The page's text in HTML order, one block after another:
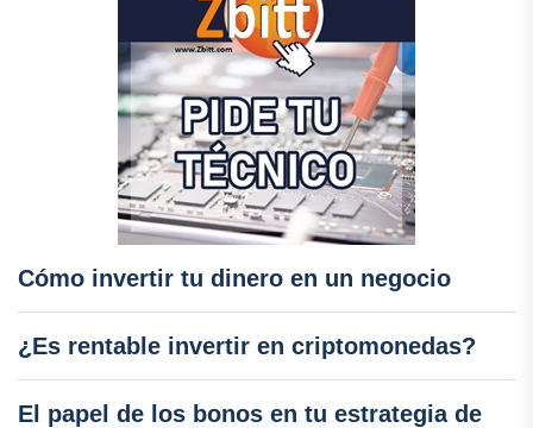
Cómo invertir tu dinero en un negocio
¿Es rentable invertir en criptomonedas?
El papel de los bonos en tu estrategia de